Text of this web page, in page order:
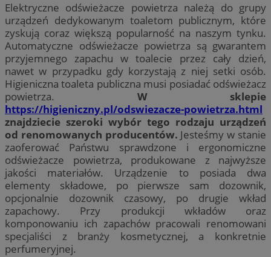
Elektryczne odświeżacze powietrza należą do grupy
urządzeń dedykowanym toaletom publicznym, które
zyskują coraz większą popularność na naszym tynku.
Automatyczne odświeżacze powietrza są gwarantem
przyjemnego zapachu w toalecie przez cały dzień,
nawet w przypadku gdy korzystają z niej setki osób.
Higieniczna toaleta publiczna musi posiadać odświeżacz
powietrza. W sklepie
https://higieniczny.pl/odswiezacze-powietrza.html
znajdziecie szeroki wybór tego rodzaju urządzeń
od renomowanych producentów. Jesteśmy w stanie
zaoferować Państwu sprawdzone i ergonomiczne
odświeżacze powietrza, produkowane z najwyższe
jakości materiałów. Urządzenie to posiada dwa
elementy składowe, po pierwsze sam dozownik,
opcjonalnie dozownik czasowy, po drugie wkład
zapachowy. Przy produkcji wkładów oraz
komponowaniu ich zapachów pracowali renomowani
specjaliści z branży kosmetycznej, a konkretnie
perfumeryjnej.